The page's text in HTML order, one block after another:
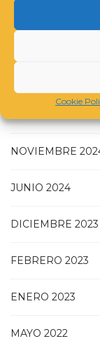
Cookie
NOVIEMBRE
JUNIO 2024
DICIEMBRE 2023
FEBRERO 2023
ENERO 2023
MAYO 2022